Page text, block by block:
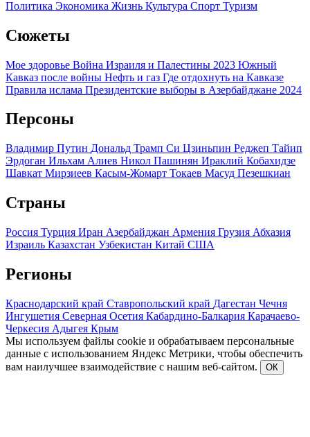
Политика Экономика Жизнь Культура Спорт Туризм
Сюжеты
Мое здоровье Война Израиля и Палестины 2023 Южный
Кавказ после войны Нефть и газ Где отдохнуть на Кавказе
Правила ислама Президентские выборы в Азербайджане 2024
Персоны
Владимир Путин Дональд Трамп Си Цзиньпин Реджеп Тайип
Эрдоган Ильхам Алиев Никол Пашинян Ираклий Кобахидзе
Шавкат Мирзиеев Касым-Жомарт Токаев Масуд Пезешкиан
Страны
Россия Турция Иран Азербайджан Армения Грузия Абхазия
Израиль Казахстан Узбекистан Китай США
Регионы
Краснодарский край Ставропольский край Дагестан Чечня
Ингушетия Северная Осетия Кабардино-Балкария Карачаево-
Черкесия Адыгея Крым
Мы используем файлы cookie и обрабатываем персональные
данные с использованием Яндекс Метрики, чтобы обеспечить
вам наилучшее взаимодействие с нашим веб-сайтом.
ОК